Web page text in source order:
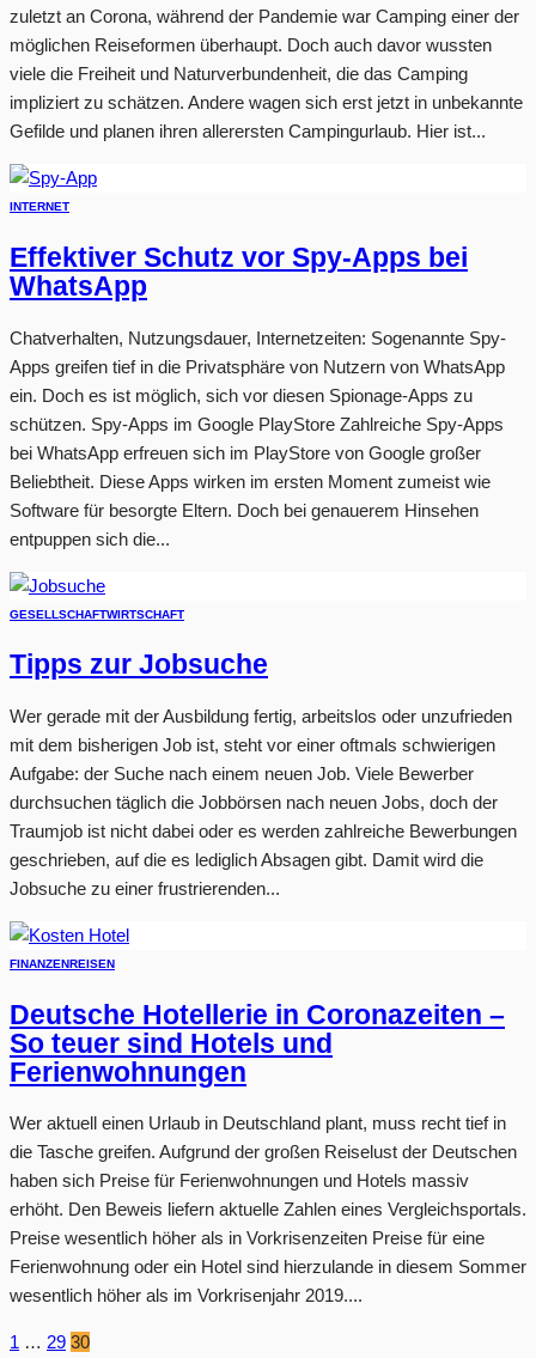
zuletzt an Corona, während der Pandemie war Camping einer der
möglichen Reiseformen überhaupt. Doch auch davor wussten
viele die Freiheit und Naturverbundenheit, die das Camping
impliziert zu schätzen. Andere wagen sich erst jetzt in unbekannte
Gefilde und planen ihren allerersten Campingurlaub. Hier ist...
INTERNET
Effektiver Schutz vor Spy-Apps bei
WhatsApp
Chatverhalten, Nutzungsdauer, Internetzeiten: Sogenannte Spy-
Apps greifen tief in die Privatsphäre von Nutzern von WhatsApp
ein. Doch es ist möglich, sich vor diesen Spionage-Apps zu
schützen. Spy-Apps im Google PlayStore Zahlreiche Spy-Apps
bei WhatsApp erfreuen sich im PlayStore von Google großer
Beliebtheit. Diese Apps wirken im ersten Moment zumeist wie
Software für besorgte Eltern. Doch bei genauerem Hinsehen
entpuppen sich die...
GESELLSCHAFTWIRTSCHAFT
Tipps zur Jobsuche
Wer gerade mit der Ausbildung fertig, arbeitslos oder unzufrieden
mit dem bisherigen Job ist, steht vor einer oftmals schwierigen
Aufgabe: der Suche nach einem neuen Job. Viele Bewerber
durchsuchen täglich die Jobbörsen nach neuen Jobs, doch der
Traumjob ist nicht dabei oder es werden zahlreiche Bewerbungen
geschrieben, auf die es lediglich Absagen gibt. Damit wird die
Jobsuche zu einer frustrierenden...
FINANZENREISEN
Deutsche Hotellerie in Coronazeiten –
So teuer sind Hotels und
Ferienwohnungen
Wer aktuell einen Urlaub in Deutschland plant, muss recht tief in
die Tasche greifen. Aufgrund der großen Reiselust der Deutschen
haben sich Preise für Ferienwohnungen und Hotels massiv
erhöht. Den Beweis liefern aktuelle Zahlen eines Vergleichsportals.
Preise wesentlich höher als in Vorkrisenzeiten Preise für eine
Ferienwohnung oder ein Hotel sind hierzulande in diesem Sommer
wesentlich höher als im Vorkrisenjahr 2019....
1 … 29 30